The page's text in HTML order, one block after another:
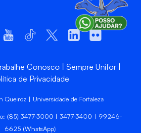
Conosco
Sempre Unifor
de Privacidade
Queiroz | Universidade de Fortaleza
(85) 3477-3000 | 3477-3400 | 99246-
6625 (WhatsApp)